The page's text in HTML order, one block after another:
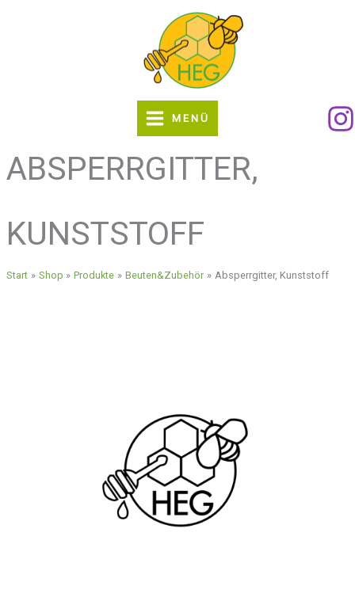
MENÜ
ABSPERRGITTER,
KUNSTSTOFF
Start Shop Produkte Beuten&Zubehör Absperrgitter, Kunststoff